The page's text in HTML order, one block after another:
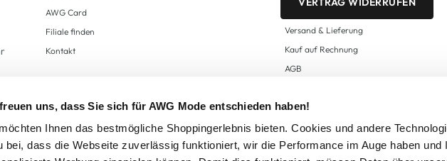
uns, dass Sie sich für AWG Mode entschieden haben!
Ihnen das bestmögliche Shoppingerlebnis bieten. Cookies und andere
bei, dass die Webseite zuverlässig funktioniert, wir die Performance im Auge haben und
AWG Card
Filiale finden
Kontakt
Versand & Lieferung
Kauf auf Rechnung
AGB
Zahlungsarten
Datenschutz
AWG CARD Teilnahmebedingungen